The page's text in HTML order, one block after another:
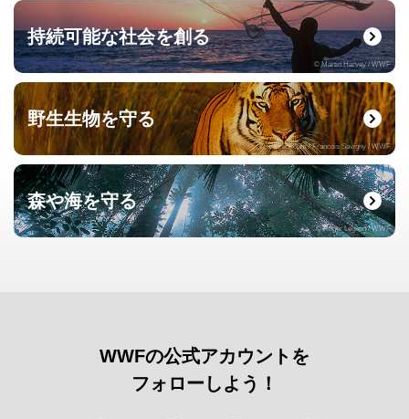
持続可能な社会を創る
© Martin Harvey / WWF
野生生物を守る
© naturepl.com / Francois Savigny / WWF
森や海を守る
© Roger Leguen / WWF
WWFの公式アカウントを
フォローしよう！